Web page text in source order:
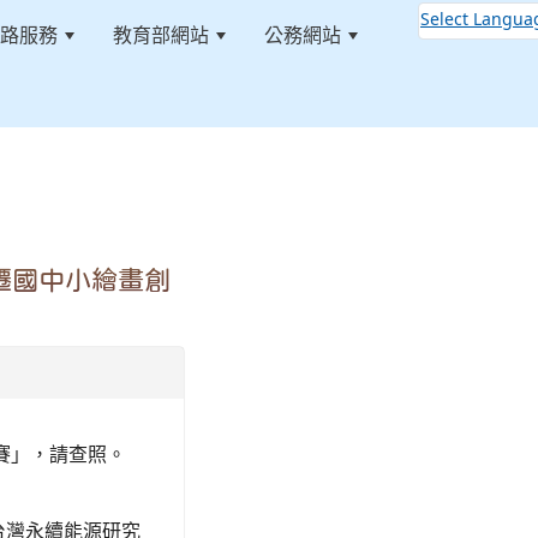
服務 教育部網站 公務網站
Select
中小繪畫創
，請查照。
永續能源研究